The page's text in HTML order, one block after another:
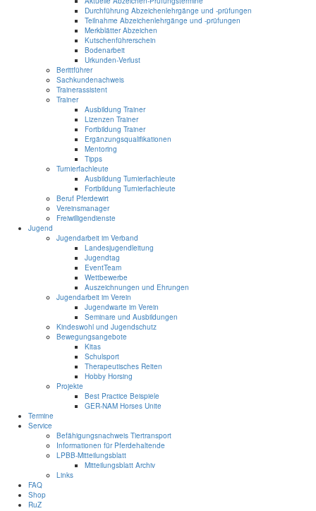
Durchführung Abzeichenlehrgänge und -prüfungen
Teilnahme Abzeichenlehrgänge und -prüfungen
Merkblätter Abzeichen
Kutschenführerschein
Bodenarbeit
Urkunden-Verlust
Berittführer
Sachkundenachweis
Trainerassistent
Trainer
Ausbildung Trainer
Lizenzen Trainer
Fortbildung Trainer
Ergänzungsqualifikationen
Mentoring
Tipps
Turnierfachleute
Ausbildung Turnierfachleute
Fortbildung Turnierfachleute
Beruf Pferdewirt
Vereinsmanager
Freiwilligendienste
Jugend
Jugendarbeit im Verband
Landesjugendleitung
Jugendtag
EventTeam
Wettbewerbe
Auszeichnungen und Ehrungen
Jugendarbeit im Verein
Jugendwarte im Verein
Seminare und Ausbildungen
Kindeswohl und Jugendschutz
Bewegungsangebote
Kitas
Schulsport
Therapeutisches Reiten
Hobby Horsing
Projekte
Best Practice Beispiele
GER-NAM Horses Unite
Termine
Service
Befähigungsnachweis Tiertransport
Informationen für Pferdehaltende
LPBB-Mitteilungsblatt
Mitteilungsblatt Archiv
Links
FAQ
Shop
RuZ